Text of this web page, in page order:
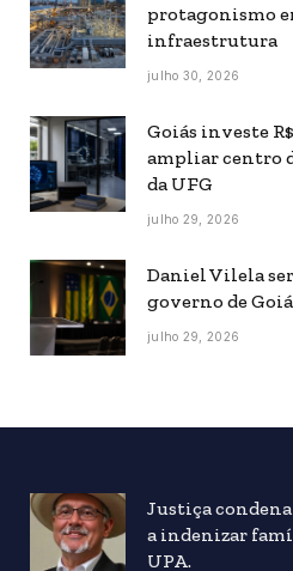
protagonismo
infraestrutura
julho 30, 2026
Goiás investe
ampliar centro
da UFG
julho 29, 2026
Daniel Vilela
governo de
julho 29, 2026
Justiça
a indenizar
UPA.